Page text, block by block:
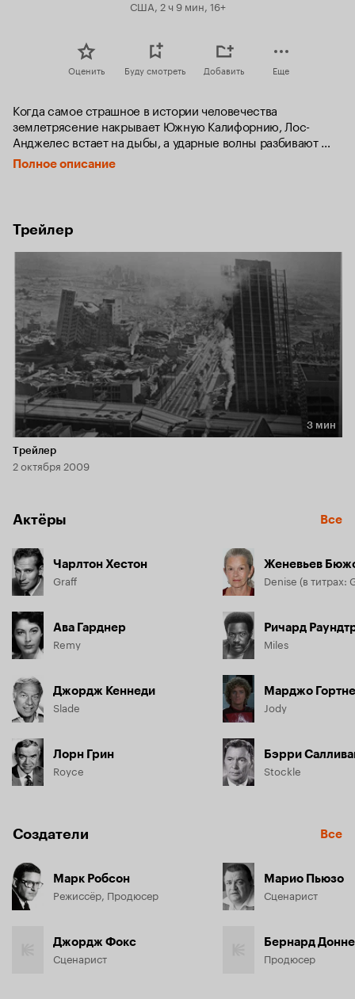
США, 2 ч 9 мин, 16+
Оценить Буду смотреть Добавить Еще
Когда самое страшное в истории человечества
землетрясение накрывает Южную Калифорнию, Лос-
Анджелес встает на дыбы, а ударные волны разбивают
вдребезги судьбы его жителей.
Полное описание
Трейлер
Длительность 3 мин
3 мин
Трейлер
2 октября 2009
Актёры Все
Чарлтон Хестон
Graff
Ава Гарднер
Remy
Джордж Кеннеди
Slade
Лорн Грин
Royce
Женевьев
Ричард
Miles
Марджо
Jody
Бэрри
Stockle
Создатели Все
Марк Робсон
Режиссёр, Продюсер
Джордж Фокс
Сценарист
Марио Пьюзо
Сценарист
Бернард
Продюсер